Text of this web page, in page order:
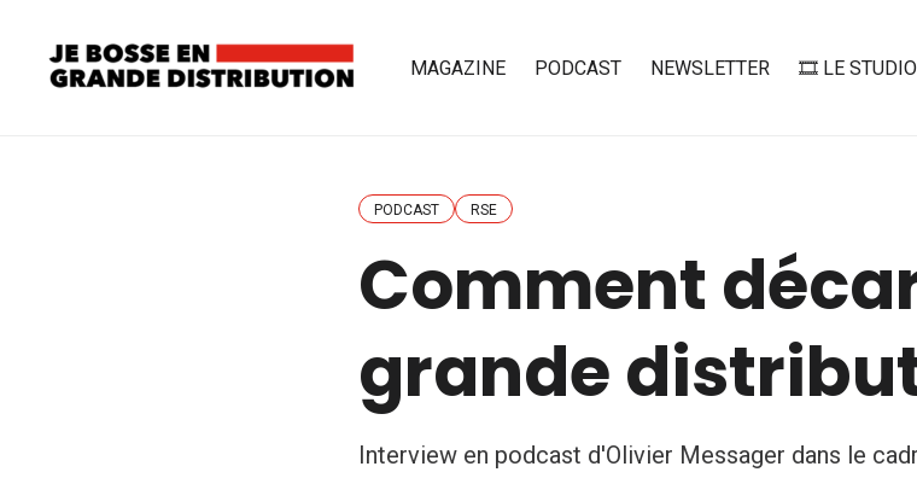
MAGAZINE PODCAST NEWSLETTER 🎞️ LE STUDIO
PODCAST RSE
Comment
grande
Interview en podcast d'Olivier Messager dans le